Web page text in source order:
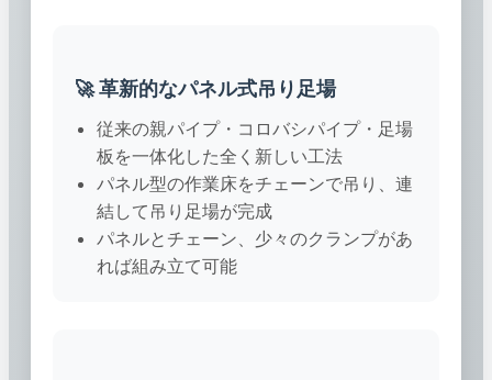
🚀 革新的なパネル式吊り足場
従来の親パイプ・コロバシパイプ・足場
板を一体化した全く新しい工法
パネル型の作業床をチェーンで吊り、連
結して吊り足場が完成
パネルとチェーン、少々のクランプがあ
れば組み立て可能